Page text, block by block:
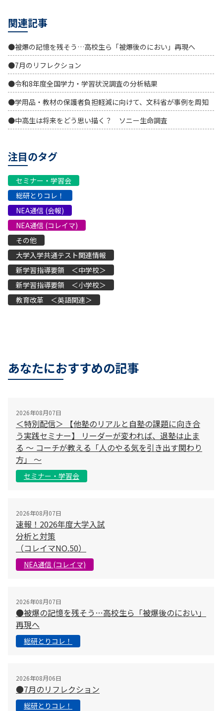
関連記事
●被爆の記憶を残そう…高校生ら「被爆後のにおい」再現へ
●7月のリフレクション
●令和8年度全国学力・学習状況調査の分析結果
●学用品・教材の保護者負担軽減に向けて、文科省が事例を周知
●中高生は将来をどう思い描く？ ソニー生命調査
注目のタグ
セミナー・学習会
総研とりコレ！
NEA通信 (会報)
NEA通信 (コレイマ)
その他
大学入学共通テスト関連情報
新学習指導要領 ＜中学校＞
新学習指導要領 ＜小学校＞
教育改革 ＜英語関連＞
あなたにおすすめの記事
2026年08月07日
＜特別配信＞ 【他塾のリアルと自塾の課題に向き合
う実践セミナー】 リーダーが変われば、退塾は止ま
る 〜 コーチが教える「人のやる気を引き出す関わり
方」 〜
セミナー・学習会
2026年08月07日
速報！2026年度大学入試
分析と対策
（コレイマNO.50）
NEA通信 (コレイマ)
2026年08月07日
●被爆の記憶を残そう…高校生ら「被爆後のにおい」
再現へ
総研とりコレ！
2026年08月06日
●7月のリフレクション
総研とりコレ！